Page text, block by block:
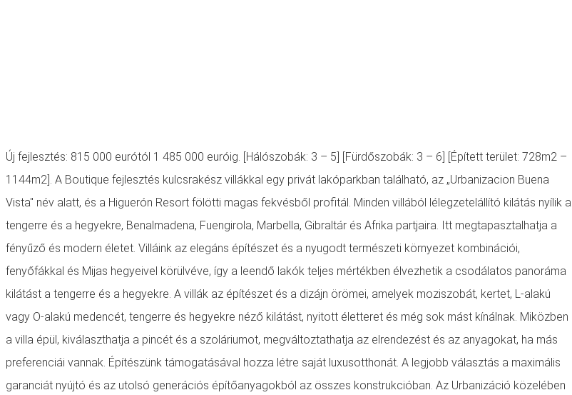
Új fejlesztés: 815 000 eurótól 1 485 000 euróig. [Hálószobák: 3 – 5] [Fürdőszobák: 3 – 6] [Épített terület: 728m2 –
1144m2]. A Boutique fejlesztés kulcsrakész villákkal egy privát lakóparkban található, az „Urbanizacion Buena
Vista" név alatt, és a Higuerón Resort fölötti magas fekvésből profitál. Minden villából lélegzetelállító kilátás nyílik a
tengerre és a hegyekre, Benalmadena, Fuengirola, Marbella, Gibraltár és Afrika partjaira. Itt megtapasztalhatja a
fényűző és modern életet. Villáink az elegáns építészet és a nyugodt természeti környezet kombinációi,
fenyőfákkal és Mijas hegyeivel körülvéve, így a leendő lakók teljes mértékben élvezhetik a csodálatos panoráma
kilátást a tengerre és a hegyekre. A villák az építészet és a dizájn örömei, amelyek moziszobát, kertet, L-alakú
vagy O-alakú medencét, tengerre és hegyekre néző kilátást, nyitott életteret és még sok mást kínálnak. Miközben
a villa épül, kiválaszthatja a pincét és a szoláriumot, megváltoztathatja az elrendezést és az anyagokat, ha más
preferenciái vannak. Építészünk támogatásával hozza létre saját luxusotthonát. A legjobb választás a maximális
garanciát nyújtó és az utolsó generációs építőanyagokból az összes konstrukcióban. Az Urbanizáció közelében